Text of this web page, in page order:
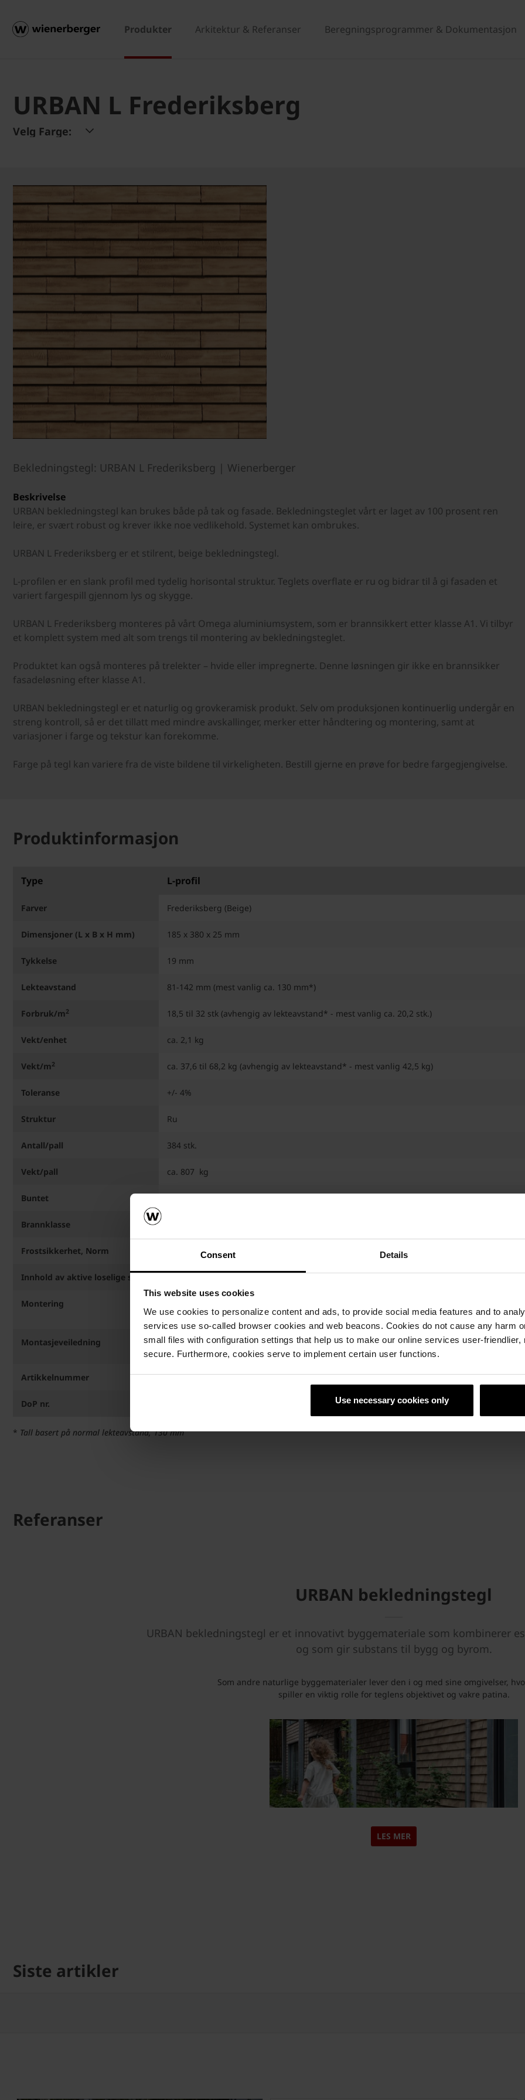
Consent Details
This website uses cookies
We use cookies to personalize content and ads, to provide social media features and to
services use so-called browser cookies and web beacons. Cookies do not cause any harm
small files with configuration settings that help us to make our online services user-friendlier,
secure. Furthermore, cookies serve to implement certain user functions.
Use necessary cookies only
Produkter Arkitektur & Referanser Beregningsprogrammer & Dokumentasjon
URBAN L Frederiksberg
Velg Farge:
Bekledningstegl: URBAN L Frederiksberg | Wienerberger
Beskrivelse
URBAN bekledningstegl kan brukes både på tak og fasade. Bekledningsteglet vårt er laget av 100 prosent ren
leire, er svært robust og krever ikke noe vedlikehold. Systemet kan ombrukes.
URBAN L Frederiksberg er et stilrent, beige bekledningstegl.
L-profilen er en slank profil med tydelig horisontal struktur. Teglets overflate er ru og bidrar til å gi fasaden et
variert fargespill gjennom lys og skygge.
URBAN L Frederiksberg monteres på vårt Omega aluminiumsystem, som er brannsikkert etter klasse A1. Vi tilbyr
et komplett system med alt som trengs til montering av bekledningsteglet.
Produktet kan også monteres på trelekter – hvide eller impregnerte. Denne løsningen gir ikke en brannsikker
fasadeløsning efter klasse A1.
URBAN bekledningstegl er et naturlig og grovkeramisk produkt. Selv om produksjonen kontinuerlig undergår en
streng kontroll, så er det tillatt med mindre avskallinger, merker etter håndtering og montering, samt at
variasjoner i farge og tekstur kan forekomme.
Farge på tegl kan variere fra de viste bildene til virkeligheten. Bestill gjerne en prøve for bedre fargegjengivelse.
Produktinformasjon
Type
Farver
Dimensjoner (L x B x H mm)
Tykkelse
Lekteavstand
Forbruk/m2
Vekt/enhet
Vekt/m2
Toleranse
Struktur
Antall/pall
Vekt/pall
Buntet
Brannklasse
Frostsikkerhet, Norm
Innhold av aktive loselige salter
Montering
Montasjeveiledning
Artikkelnummer
DoP nr.
L-profil
Frederiksberg (Beige)
185 x 380 x 25 mm
19 mm
81-142 mm (mest vanlig ca. 130 mm*)
18,5 til 32 stk (avhengig av lekteavstand* - mest vanlig ca. 20,2 stk.)
ca. 2,1 kg
ca. 37,6 til 68,2 kg (avhengig av lekteavstand* - mest vanlig 42,5 kg)
+/- 4%
Ru
384 stk.
ca. 807  kg
EN 1304, E539-2
Festes med minimum 2 stk A4 rustfrie skruer, 4,2 x 48 mm, avhengig av belastning og
profil.
MONTERING AV URBAN L
17661670
* Tall basert på normal lekteavstand, 130 mm
Referanser
URBAN bekledningstegl
URBAN bekledningstegl er et innovativt byggemateriale som kombinerer
og som gir substans til bygg og byrom.
Som andre naturlige byggematerialer lever den i og med sine omgivelser,
spiller en viktig rolle for teglens objektivet og vakre patina.
LES MER
Siste artikler